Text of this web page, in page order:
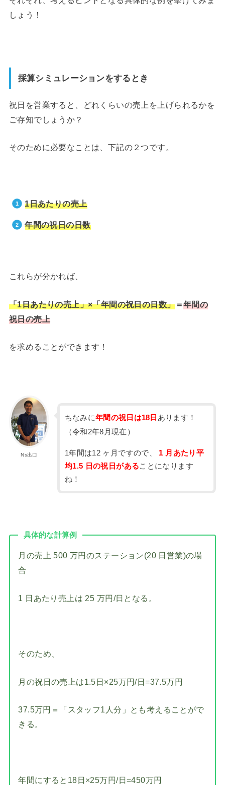
しょう！
採算シミュレーションをするとき
祝日を営業すると、どれくらいの売上を上げられるかを
ご存知でしょうか？
そのために必要なことは、下記の２つです。
1日あたりの売上
年間の祝日の日数
これらが分かれば、
「1日あたりの売上」×「年間の祝日の日数」＝年間の
祝日の売上
を求めることができます！
Ns出口
ちなみに年間の祝日は18日 あります！
（令和2年8月現在）
1年間は12 ヶ月ですので、
1 月あたり平
均1.5 日の祝日があることになります
ね！
具体的な計算例
月の売上 500 万円のステーション(20 日営業)の場
合
1 日あたり売上は 25 万円/日となる。
そのため、
月の祝日の売上は1.5日×25万円/日=37.5万円
37.5万円＝「スタッフ1人分」とも考えることがで
きる。
年間にすると18日×25万円/日=450万円